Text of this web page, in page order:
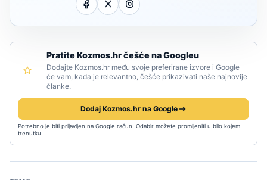
Pratite Kozmos.hr češće na Googleu
Dodajte Kozmos.hr među svoje preferirane izvore i Google
će vam, kada je relevantno, češće prikazivati naše najnovije
članke.
Dodaj Kozmos.hr na Google
Potrebno je biti prijavljen na Google račun. Odabir možete promijeniti u bilo kojem
trenutku.